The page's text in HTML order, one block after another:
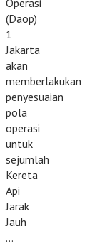
Operasi
(Daop)
1
Jakarta
akan
memberlakukan
penyesuaian
pola
operasi
untuk
sejumlah
Kereta
Api
Jarak
Jauh
…